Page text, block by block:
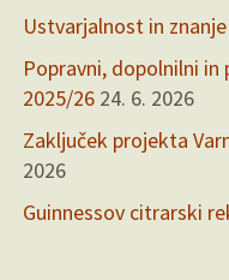
Ustvarjalnost in
Popravni, dopolnilni
2025/26 24. 6. 2026
Zaključek projekta
2026
Guinnessov citrarski